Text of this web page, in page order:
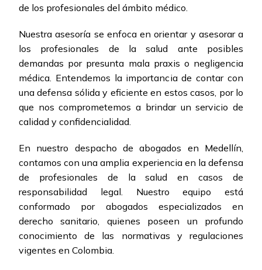
de los profesionales del ámbito médico.
Nuestra asesoría se enfoca en orientar y asesorar a
los profesionales de la salud ante posibles
demandas por presunta mala praxis o negligencia
médica. Entendemos la importancia de contar con
una defensa sólida y eficiente en estos casos, por lo
que nos comprometemos a brindar un servicio de
calidad y confidencialidad.
En nuestro despacho de abogados en Medellín,
contamos con una amplia experiencia en la defensa
de profesionales de la salud en casos de
responsabilidad legal. Nuestro equipo está
conformado por abogados especializados en
derecho sanitario, quienes poseen un profundo
conocimiento de las normativas y regulaciones
vigentes en Colombia.